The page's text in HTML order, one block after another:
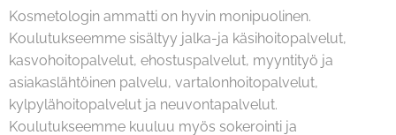
Kosmetologin ammatti on hyvin monipuolinen.
Koulutukseemme sisältyy jalka-ja käsihoitopalvelut,
kasvohoitopalvelut, ehostuspalvelut, myyntityö ja
asiakaslähtöinen palvelu, vartalonhoitopalvelut,
kylpylähoitopalvelut ja neuvontapalvelut.
Koulutukseemme kuuluu myös sokerointi ja